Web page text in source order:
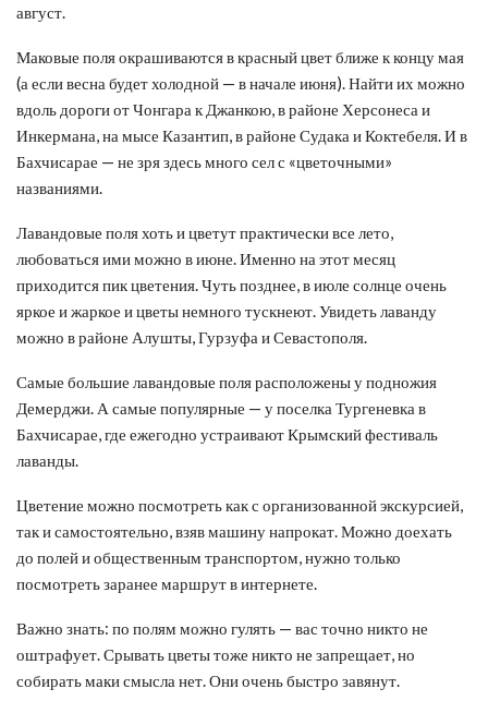
август.
Маковые поля окрашиваются в красный цвет ближе к концу мая
(а если весна будет холодной — в начале июня). Найти их можно
вдоль дороги от Чонгара к Джанкою, в районе Херсонеса и
Инкермана, на мысе Казантип, в районе Судака и Коктебеля. И в
Бахчисарае — не зря здесь много сел с «цветочными»
названиями.
Лавандовые поля хоть и цветут практически все лето,
любоваться ими можно в июне. Именно на этот месяц
приходится пик цветения. Чуть позднее, в июле солнце очень
яркое и жаркое и цветы немного тускнеют. Увидеть лаванду
можно в районе Алушты, Гурзуфа и Севастополя.
Самые большие лавандовые поля расположены у подножия
Демерджи. А самые популярные — у поселка Тургеневка в
Бахчисарае, где ежегодно устраивают Крымский фестиваль
лаванды.
Цветение можно посмотреть как с организованной экскурсией,
так и самостоятельно, взяв машину напрокат. Можно доехать
до полей и общественным транспортом, нужно только
посмотреть заранее маршрут в интернете.
Важно знать: по полям можно гулять — вас точно никто не
оштрафует. Срывать цветы тоже никто не запрещает, но
собирать маки смысла нет. Они очень быстро завянут.